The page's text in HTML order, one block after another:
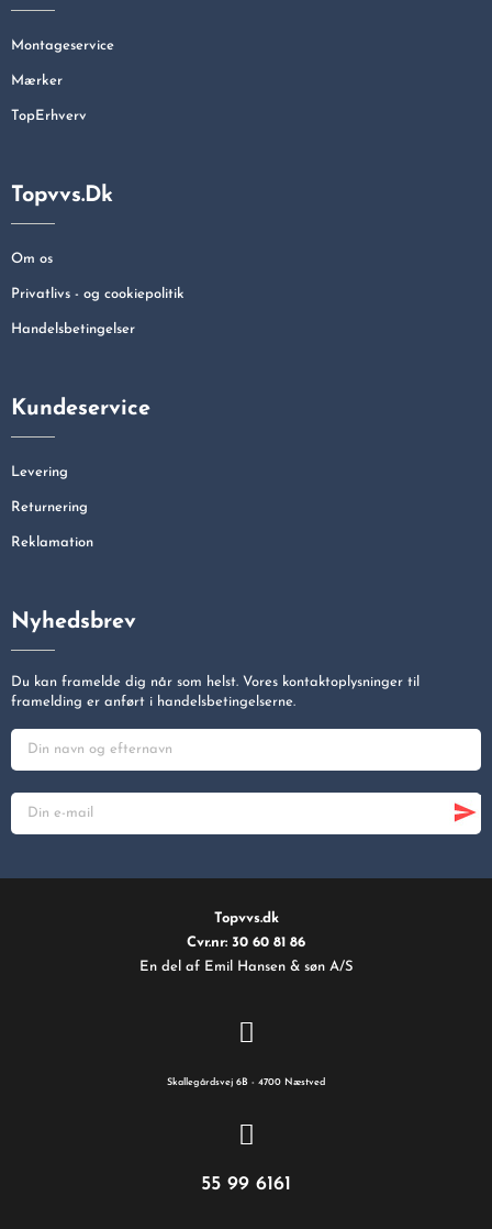
Montageservice
Mærker
TopErhverv
Topvvs.dk
Om os
Privatlivs - og cookiepolitik
Handelsbetingelser
Kundeservice
Levering
Returnering
Reklamation
Nyhedsbrev
Du kan framelde dig når som helst. Vores kontaktoplysninger til
framelding er anført i handelsbetingelserne.
Topvvs.dk
Cvr.nr: 30 60 81 86
En del af Emil Hansen & søn A/S
Skallegårdsvej 6B - 4700 Næstved
55 99 6161